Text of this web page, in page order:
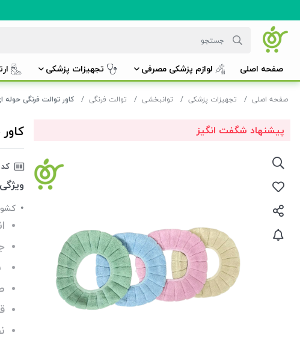
صفحه اصلی لوازم پزشکی مصرفی تجهیزات پزشکی
صفحه اصلی تجهیزات پزشکی توانبخشی توالت فرنگی کاور توالت فرنگی حوله ای درجه 1
پیشنهاد شگفت انگیز کاور